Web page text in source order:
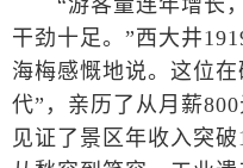
“游客量连年增长，
干劲十足。”西大井
海梅感慨地说。这位
代”，亲历了从月薪
见证了景区年收入突破